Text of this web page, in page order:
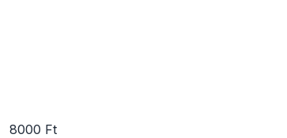
8000 Ft